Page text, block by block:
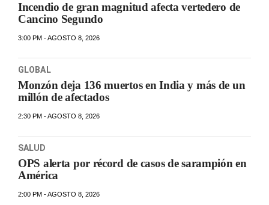
Incendio de gran magnitud afecta vertedero de
Cancino Segundo
3:00 PM - AGOSTO 8, 2026
GLOBAL
Monzón deja 136 muertos en India y más de un
millón de afectados
2:30 PM - AGOSTO 8, 2026
SALUD
OPS alerta por récord de casos de sarampión en
América
2:00 PM - AGOSTO 8, 2026